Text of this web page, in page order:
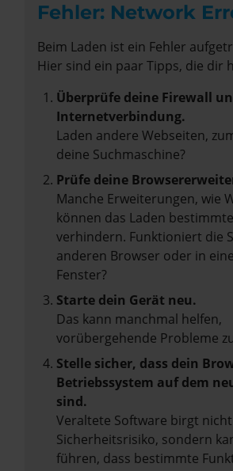
Fehler: Network
Beim Laden ist ein Fehler
Hier sind ein paar Tipps, die dir
Überprüfe deine Firewall
Internetverbindung.
Laden andere Webseiten,
deine Suchmaschine?
Prüfe deine
Manche Erweiterungen, wie
können das Laden
verhindern. Funktioniert die
anderen Browser oder in
Fenster?
Starte dein Gerät neu.
Das kann manchmal helfen,
vorübergehende Probleme
Stelle sicher, dass dein
Betriebssystem auf dem
sind.
Veraltete Software birgt
Sicherheitsrisiko, sondern
führen, dass bestimmte